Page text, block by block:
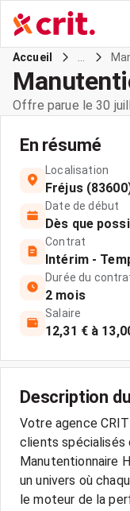
Accueil
Offre parue le 30
En résumé
Localisation
Fréjus
Date de début
Dès que
Contrat
Intérim -
Durée du
2 mois
Salaire
12,31 € à
Description
Votre agence
clients spécialisés
Manutentionnaire
un univers où
le moteur de la